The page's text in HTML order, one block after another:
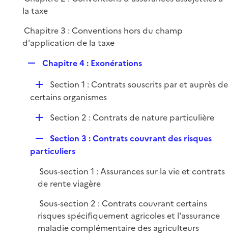
e
la taxe
Chapitre 3 : Conventions hors du champ
d'application de la taxe
p
l
i
e
r
Chapitre 4 : Exonérations
D
é
e
r
Section 1 : Contrats souscrits par et auprès de
certains organismes
D
l
e
r
Section 2 : Contrats de nature particulière
e
l
i
Section 3 : Contrats couvrant des risques
particuliers
Sous-section 1 : Assurances sur la vie et contrats
de rente viagère
Sous-section 2 : Contrats couvrant certains
risques spécifiquement agricoles et l'assurance
maladie complémentaire des agriculteurs